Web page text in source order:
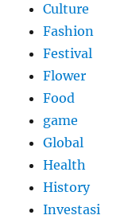
Culture
Fashion
Festival
Flower
Food
game
Global
Health
History
Investasi